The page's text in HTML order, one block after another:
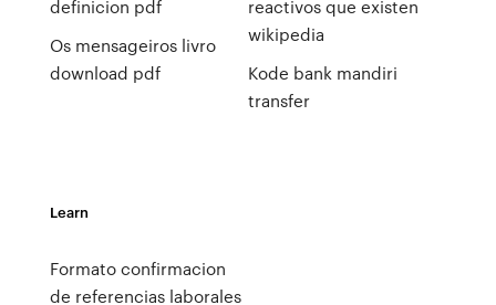
definicion pdf
Os mensageiros livro
download pdf
reactivos que existen
wikipedia
Kode bank mandiri
transfer
Learn
Formato confirmacion
de referencias laborales